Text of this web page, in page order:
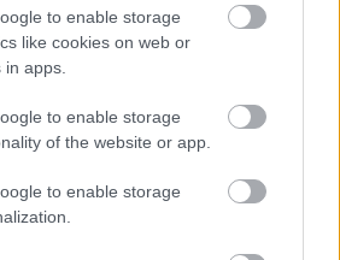
to enable storage
like cookies on web or
apps.
to enable storage
of the website or app.
to enable storage
villájába és elvitték az
máshol is, és a jövőben is
azonban, amíg a Forma–1-